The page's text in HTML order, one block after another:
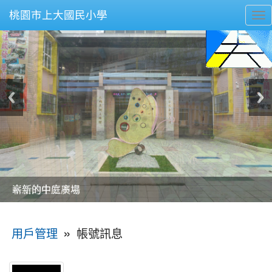
桃園市上大國民小學
美麗的操場是我們活力的來源
美麗的操場是我們活力的來源
煥然一新的小司令台
煥然一新的小司令台
富含桃園埤塘田園風光意象的中廊
富含桃園埤塘田園風光意象的中廊
嶄新的中庭廣場
嶄新的中庭廣場
水生池生生不息
水生池生生不息
用戶管理 » 帳號訊息